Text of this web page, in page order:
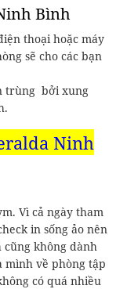
Bình
thoại hoặc máy
sẽ cho các bạn
trùng bởi xung
Ninh
Vì cả ngày tham
in sống ảo nên
cũng không dành
mình về phòng tập
có quá nhiều